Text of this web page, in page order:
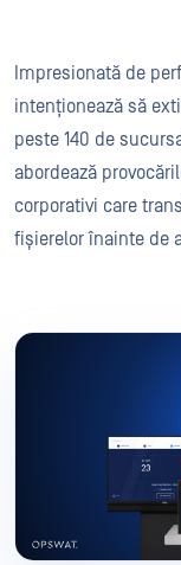
Impresionată de
intenționează să
peste 140 de
abordează
corporativi care
fișierelor înainte de